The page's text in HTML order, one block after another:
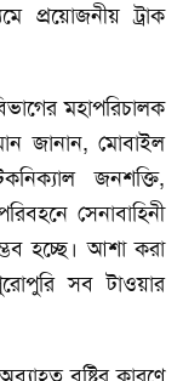
প্রয়োজনীয় ট্রাক
মহাপরিচালক
জানান, মোবাইল
জনশক্তি,
সেনাবাহিনী
হচ্ছে। আশা করা
সব টাওয়ার